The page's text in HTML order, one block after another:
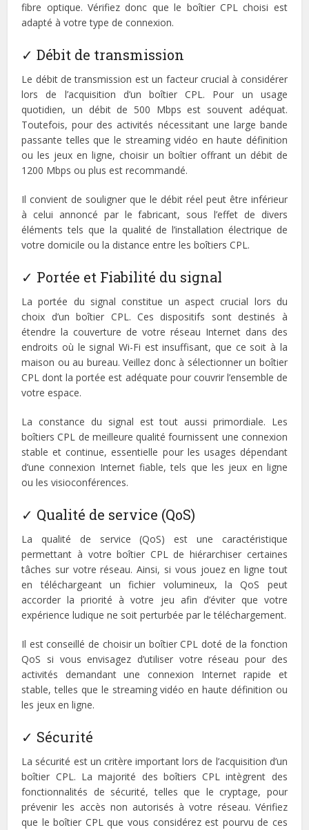
fibre optique. Vérifiez donc que le boîtier CPL choisi est
adapté à votre type de connexion.
✓ Débit de transmission
Le débit de transmission est un facteur crucial à considérer
lors de l’acquisition d’un boîtier CPL. Pour un usage
quotidien, un débit de 500 Mbps est souvent adéquat.
Toutefois, pour des activités nécessitant une large bande
passante telles que le streaming vidéo en haute définition
ou les jeux en ligne, choisir un boîtier offrant un débit de
1200 Mbps ou plus est recommandé.
Il convient de souligner que le débit réel peut être inférieur
à celui annoncé par le fabricant, sous l’effet de divers
éléments tels que la qualité de l’installation électrique de
votre domicile ou la distance entre les boîtiers CPL.
✓ Portée et Fiabilité du signal
La portée du signal constitue un aspect crucial lors du
choix d’un boîtier CPL. Ces dispositifs sont destinés à
étendre la couverture de votre réseau Internet dans des
endroits où le signal Wi-Fi est insuffisant, que ce soit à la
maison ou au bureau. Veillez donc à sélectionner un boîtier
CPL dont la portée est adéquate pour couvrir l’ensemble de
votre espace.
La constance du signal est tout aussi primordiale. Les
boîtiers CPL de meilleure qualité fournissent une connexion
stable et continue, essentielle pour les usages dépendant
d’une connexion Internet fiable, tels que les jeux en ligne
ou les visioconférences.
✓ Qualité de service (QoS)
La qualité de service (QoS) est une caractéristique
permettant à votre boîtier CPL de hiérarchiser certaines
tâches sur votre réseau. Ainsi, si vous jouez en ligne tout
en téléchargeant un fichier volumineux, la QoS peut
accorder la priorité à votre jeu afin d’éviter que votre
expérience ludique ne soit perturbée par le téléchargement.
Il est conseillé de choisir un boîtier CPL doté de la fonction
QoS si vous envisagez d’utiliser votre réseau pour des
activités demandant une connexion Internet rapide et
stable, telles que le streaming vidéo en haute définition ou
les jeux en ligne.
✓ Sécurité
La sécurité est un critère important lors de l’acquisition d’un
boîtier CPL. La majorité des boîtiers CPL intègrent des
fonctionnalités de sécurité, telles que le cryptage, pour
prévenir les accès non autorisés à votre réseau. Vérifiez
que le boîtier CPL que vous considérez est pourvu de ces